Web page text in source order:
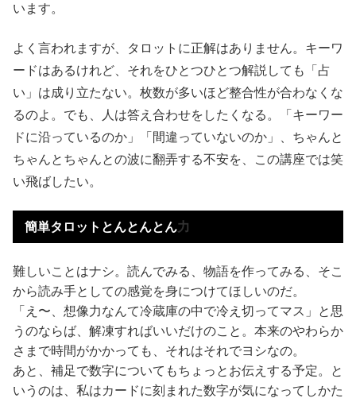
います。
よく言われますが、タロットに正解はありません。キーワ
ードはあるけれど、それをひとつひとつ解説しても「占
い」は成り立たない。枚数が多いほど整合性が合わなくな
るのよ。でも、人は答え合わせをしたくなる。「キーワー
ドに沿っているのか」「間違っていないのか」、ちゃんと
ちゃんとちゃんとの波に翻弄する不安を、この講座では笑
い飛ばしたい。
簡単タロットとんとんとん力
難しいことはナシ。読んでみる、物語を作ってみる、そこ
から読み手としての感覚を身につけてほしいのだ。
「え〜、想像力なんて冷蔵庫の中で冷え切ってマス」と思
うのならば、解凍すればいいだけのこと。本来のやわらか
さまで時間がかかっても、それはそれでヨシなの。
あと、補足で数字についてもちょっとお伝えする予定。と
いうのは、私はカードに刻まれた数字が気になってしかた